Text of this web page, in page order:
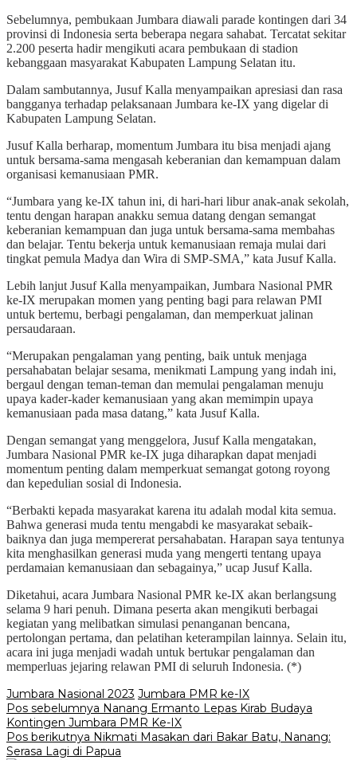
Sebelumnya, pembukaan Jumbara diawali parade kontingen dari 34
provinsi di Indonesia serta beberapa negara sahabat. Tercatat sekitar
2.200 peserta hadir mengikuti acara pembukaan di stadion
kebanggaan masyarakat Kabupaten Lampung Selatan itu.
Dalam sambutannya, Jusuf Kalla menyampaikan apresiasi dan rasa
bangganya terhadap pelaksanaan Jumbara ke-IX yang digelar di
Kabupaten Lampung Selatan.
Jusuf Kalla berharap, momentum Jumbara itu bisa menjadi ajang
untuk bersama-sama mengasah keberanian dan kemampuan dalam
organisasi kemanusiaan PMR.
“Jumbara yang ke-IX tahun ini, di hari-hari libur anak-anak sekolah,
tentu dengan harapan anakku semua datang dengan semangat
keberanian kemampuan dan juga untuk bersama-sama membahas
dan belajar. Tentu bekerja untuk kemanusiaan remaja mulai dari
tingkat pemula Madya dan Wira di SMP-SMA,” kata Jusuf Kalla.
Lebih lanjut Jusuf Kalla menyampaikan, Jumbara Nasional PMR
ke-IX merupakan momen yang penting bagi para relawan PMI
untuk bertemu, berbagi pengalaman, dan memperkuat jalinan
persaudaraan.
“Merupakan pengalaman yang penting, baik untuk menjaga
persahabatan belajar sesama, menikmati Lampung yang indah ini,
bergaul dengan teman-teman dan memulai pengalaman menuju
upaya kader-kader kemanusiaan yang akan memimpin upaya
kemanusiaan pada masa datang,” kata Jusuf Kalla.
Dengan semangat yang menggelora, Jusuf Kalla mengatakan,
Jumbara Nasional PMR ke-IX juga diharapkan dapat menjadi
momentum penting dalam memperkuat semangat gotong royong
dan kepedulian sosial di Indonesia.
“Berbakti kepada masyarakat karena itu adalah modal kita semua.
Bahwa generasi muda tentu mengabdi ke masyarakat sebaik-
baiknya dan juga mempererat persahabatan. Harapan saya tentunya
kita menghasilkan generasi muda yang mengerti tentang upaya
perdamaian kemanusiaan dan sebagainya,” ucap Jusuf Kalla.
Diketahui, acara Jumbara Nasional PMR ke-IX akan berlangsung
selama 9 hari penuh. Dimana peserta akan mengikuti berbagai
kegiatan yang melibatkan simulasi penanganan bencana,
pertolongan pertama, dan pelatihan keterampilan lainnya. Selain itu,
acara ini juga menjadi wadah untuk bertukar pengalaman dan
memperluas jejaring relawan PMI di seluruh Indonesia. (*)
Jumbara Nasional 2023 Jumbara PMR ke-IX
Navigasi
pos
Pos sebelumnya Nanang Ermanto Lepas Kirab Budaya
Kontingen Jumbara PMR Ke-IX
Pos berikutnya Nikmati Masakan dari Bakar Batu, Nanang:
Serasa Lagi di Papua